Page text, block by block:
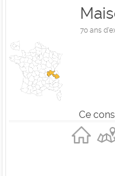
70 ans
Ce